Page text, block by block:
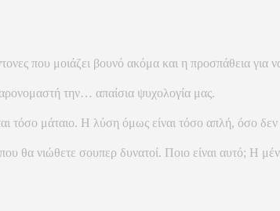
που μοιάζει βουνό ακόμα και η προσπάθεια για
την… απαίσια ψυχολογία μας.
τόσο μάταιο. Η λύση όμως είναι τόσο απλή, όσο
θα νιώθετε σουπερ δυνατοί. Ποιο είναι αυτό; Η